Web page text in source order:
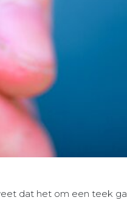
dat het om een teek